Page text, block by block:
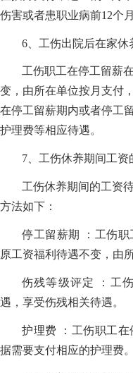
伤害或者患职业病前12个
6、工伤出院后在家休
工伤职工在停工留薪
变，由所在单位按月支付
在停工留薪期内或者停工
护理费等相应待遇。
7、工伤休养期间工资
工伤休养期间的工资
方法如下：
停工留薪期 ：工伤职
原工资福利待遇不变，由
伤残等级评定 ：工
遇，享受伤残相关待遇。
护理费 ：工伤职工
据需要支付相应的护理费。